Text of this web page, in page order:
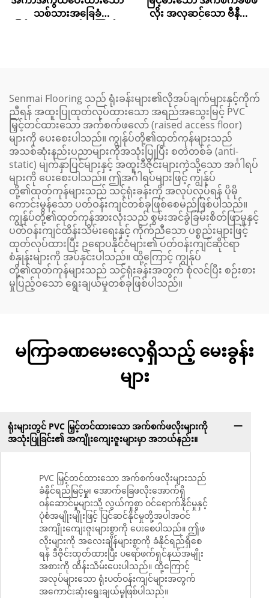
သစ်သားအခြေခံ
လိုး အလှဆင်သော ဗီနီယာ
Senmai Flooring သည် ရုံးခန်းများ၏လိုအပ်ချက်များနှင့်ကိုက်
ညီရန် အထူးပြုထုတ်လုပ်ထားသော အရည်အသွေးမြင့် PVC
မြှင့်တင်ထားသော အက်စက်ဖလော် (raised access floor)
များကို ပေးစေးပါသည်။ ကျွန်ုပ်တို့၏ထုတ်ကုန်များသည်
အသစ်ဆုံးနည်းပညာများကိုအသုံးပြုပြီး စတဲတစ်ခ် (anti-
static) မျက်နှာပြင်များနှင့် အထူးဒီဇိုင်းများကဲ့သို့သော အင်္ဂါရပ်
များကို ပေးစေးပါသည်။ ဤအင်္ဂါရပ်များဖြင့် ကျွန်ုပ်
တို့၏ထုတ်ကုန်များသည် သင့်ရုံးခန်းကို အလုပ်လုပ်ရန် ပိုမို
ကောင်းမွန်သော ပတ်ဝန်းကျင်တစ်ခုဖြစ်စေမည်ဖြစ်ပါသည်။
ကျွန်ုပ်တို့၏ထုတ်ကုန်အားလုံးသည် စွမ်းအင်ခွဲခြမ်းစိတ်ဖြာမှုနှင့်
ပတ်ဝန်းကျင်ထိန်းသိမ်းရေးနှင့် ကိုက်ညီသော ပစ္စည်းများဖြင့်
ထုတ်လုပ်ထားပြီး ဥရောပနိုင်ငံများ၏ ပတ်ဝန်းကျင်ဆိုင်ရာ
စံနှုန်းများကို အပ်နှင်းပါသည်။ ထို့ကြောင့် ကျွန်ုပ်
တို့၏ထုတ်ကုန်များသည် သင့်ရုံးခန်းအတွက် စုံလင်ပြီး စဉ်းစား
မှုပြည့်ဝသော ရွေးချယ်မှုတစ်ခုဖြစ်ပါသည်။
မကြာခဏမေးလေ့ရှိသည့် မေးခွန်း
များ
ရုံးများတွင် PVC မြှင့်တင်ထားသော အက်စက်ဖလိုးများကို
အသုံးပြုခြင်း၏ အကျိုးကျေးဇူးများမှာ အဘယ်နည်း။
PVC မြှင့်တင်ထားသော အက်စက်ဖလိုးများသည်
ခံနိုင်ရည်မြင့်မှု၊ အောက်ခြေဖလိုးအောက်ရှိ
ဝန်ဆောင်မှုများသို့ လွယ်ကူစွာ ဝင်ရောက်နိုင်မှုနှင့်
ပုံစံအမျိုးမျိုးဖြင့် ပြင်ဆင်နိုင်မှုတို့အပါအဝင်
အကျိုးကျေးဇူးများစွာကို ပေးစေပါသည်။ ဤဖ
လိုးများကို အလေးချိန်များစွာကို ခံနိုင်ရည်ရှိစေ
ရန် ဒီဇိုင်းထုတ်ထားပြီး ပရော်ဖက်ရှင်နယ်အမျိုး
အစားကို ထိန်းသိမ်းပေးပါသည်။ ထို့ကြောင့်
အလုပ်များသော ရုံးပတ်ဝန်းကျင်များအတွက်
အကောင်းဆုံးရွေးချယ်မှုဖြစ်ပါသည်။